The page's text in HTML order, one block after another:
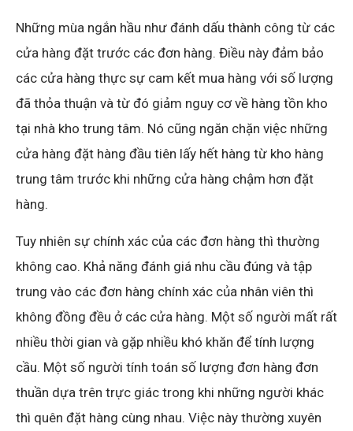
Những mùa ngắn hầu như đánh dấu thành công từ các
cửa hàng đặt trước các đơn hàng. Điều này đảm bảo
các cửa hàng thực sự cam kết mua hàng với số lượng
đã thỏa thuận và từ đó giảm nguy cơ về hàng tồn kho
tại nhà kho trung tâm. Nó cũng ngăn chặn việc những
cửa hàng đặt hàng đầu tiên lấy hết hàng từ kho hàng
trung tâm trước khi những cửa hàng chậm hơn đặt
hàng.
Tuy nhiên sự chính xác của các đơn hàng thì thường
không cao. Khả năng đánh giá nhu cầu đúng và tập
trung vào các đơn hàng chính xác của nhân viên thì
không đồng đều ở các cửa hàng. Một số người mất rất
nhiều thời gian và gặp nhiều khó khăn để tính lượng
cầu. Một số người tính toán số lượng đơn hàng đơn
thuần dựa trên trực giác trong khi những người khác
thì quên đặt hàng cùng nhau. Việc này thường xuyên